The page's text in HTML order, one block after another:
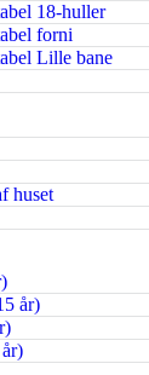
18-huller
forni
Lille bane
huset
år)